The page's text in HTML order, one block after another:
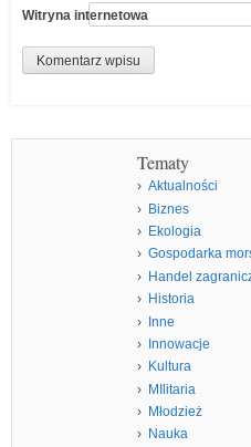
Witryna internetowa
Tematy
Aktualności
Biznes
Ekologia
Gospodarka
Handel
Historia
Inne
Innowacje
Kultura
MIlitaria
Młodzież
Nauka